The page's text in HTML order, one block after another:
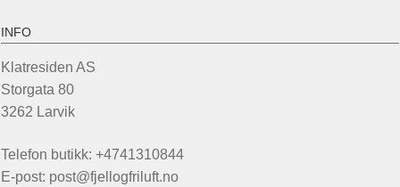
INFO
Klatresiden AS
Storgata 80
3262 Larvik
Telefon butikk: +4741310844
E-post: post@fjellogfriluft.no